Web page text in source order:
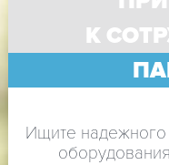
К
Ищите надежного